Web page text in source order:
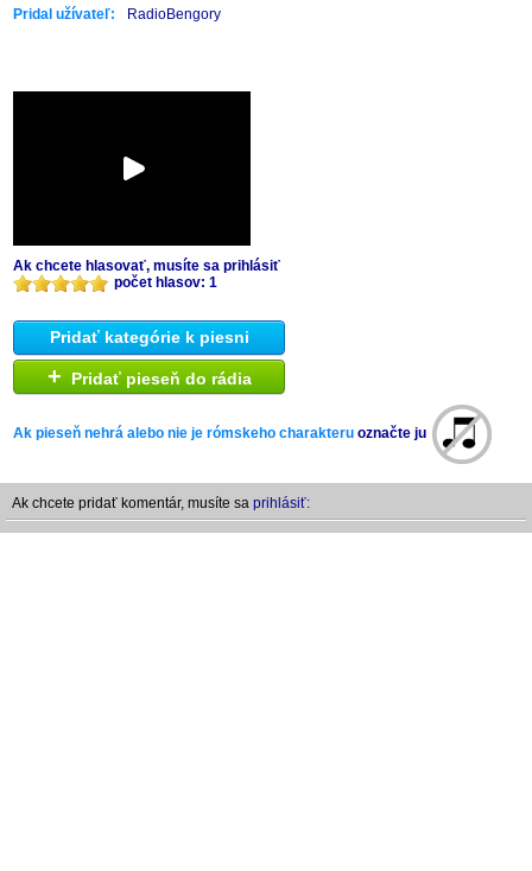
Pridal užívateľ: RadioBengory
Ak chcete hlasovať, musíte sa prihlásiť
počet hlasov: 1
Pridať kategórie k piesni
+ Pridať pieseň do rádia
Ak pieseň nehrá alebo nie je rómskeho charakteru označte ju
Ak chcete pridať komentár, musíte sa prihlásiť: